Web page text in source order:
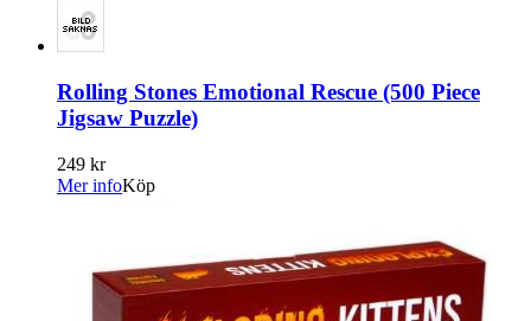
Rolling Stones Emotional Rescue (500 Piece
Jigsaw Puzzle)
249 kr
Mer infoKöp